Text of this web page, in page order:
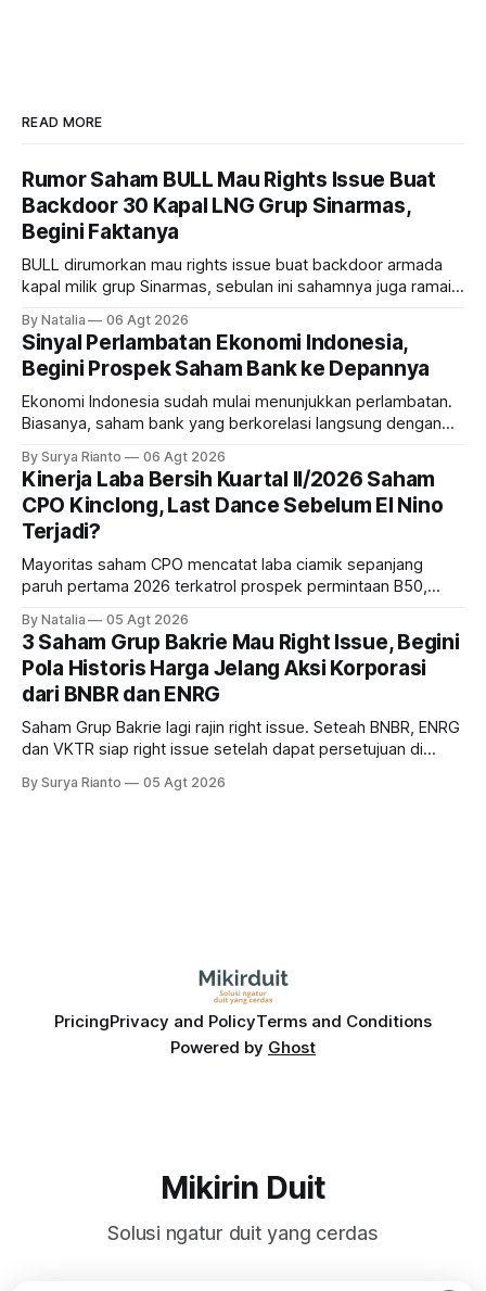
READ MORE
Rumor Saham BULL Mau Rights Issue Buat
Backdoor 30 Kapal LNG Grup Sinarmas,
Begini Faktanya
BULL dirumorkan mau rights issue buat backdoor armada
kapal milik grup Sinarmas, sebulan ini sahamnya juga ramai
masih menarik dilirik?
By Natalia 06 Agt 2026
Sinyal Perlambatan Ekonomi Indonesia,
Begini Prospek Saham Bank ke Depannya
Ekonomi Indonesia sudah mulai menunjukkan perlambatan.
Biasanya, saham bank yang berkorelasi langsung dengan
bank ke depannya?
By Surya Rianto 06 Agt 2026
Kinerja Laba Bersih Kuartal II/2026 Saham
CPO Kinclong, Last Dance Sebelum El Nino
Terjadi?
Mayoritas saham CPO mencatat laba ciamik sepanjang
paruh pertama 2026 terkatrol prospek permintaan B50,
diprediksi semakin terlihat mendekati 2027. Kira-kira gimana
prospeknya? apakah masih menarik dilirik sektor ini?
By Natalia 05 Agt 2026
3 Saham Grup Bakrie Mau Right Issue, Begini
Pola Historis Harga Jelang Aksi Korporasi
dari BNBR dan ENRG
Saham Grup Bakrie lagi rajin right issue. Seteah BNBR, ENRG
dan VKTR siap right issue setelah dapat persetujuan di
pola saham Grup Bakrie jelang right issue
By Surya Rianto 05 Agt 2026
PricingPrivacy and PolicyTerms and Conditions
Powered by Ghost
Mikirin Duit
Solusi ngatur duit yang cerdas